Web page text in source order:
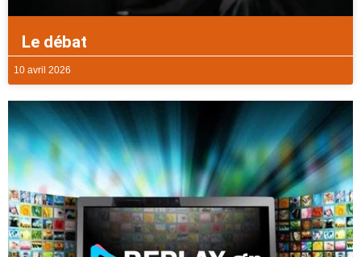
Le débat
10 avril 2026